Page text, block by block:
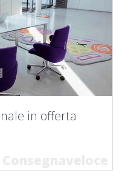
in offerta